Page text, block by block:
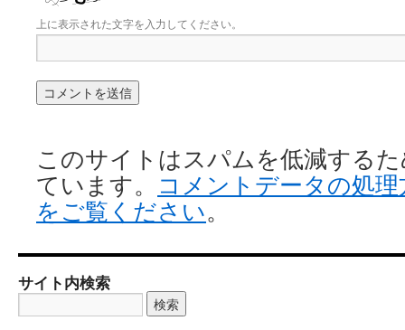
上に表示された文字を入力してください。
このサイトはスパムを低減するた
ています。
コメントデータの処
をご覧ください。
サイト内検索